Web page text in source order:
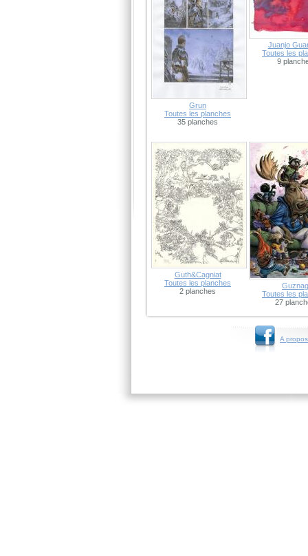
Grun
Toutes les planches
35 planches
Juanjo
Toutes les
9
Guth&Cagniat
Toutes les planches
2 planches
Guznag
Toutes les
27
A